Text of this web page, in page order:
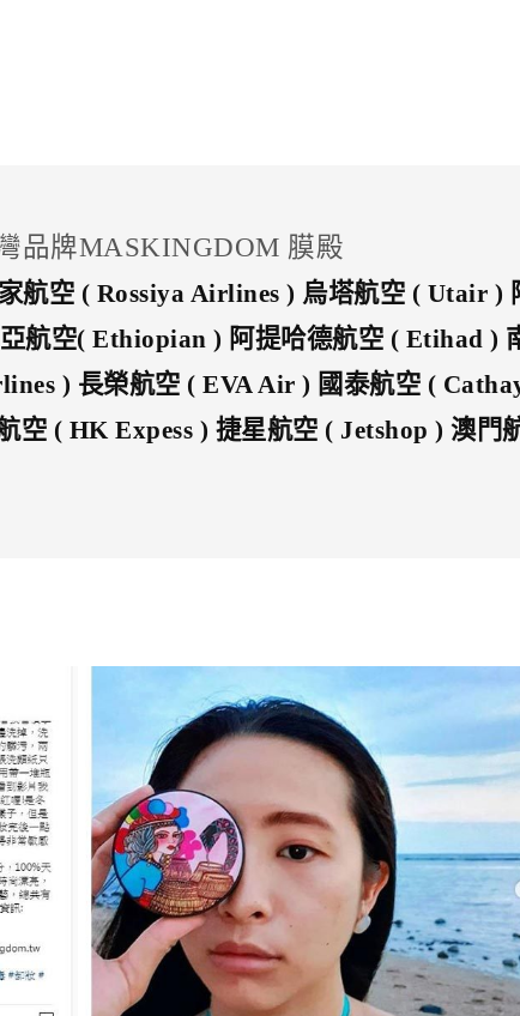
品牌MASKINGDOM 膜殿
空 ( Rossiya Airlines ) 烏塔航空 ( Utair )
航空( Ethiopian ) 阿提哈德航空 ( Etihad )
) 長榮航空 ( EVA Air ) 國泰航空 (
( HK Expess ) 捷星航空 ( Jetshop ) 澳門